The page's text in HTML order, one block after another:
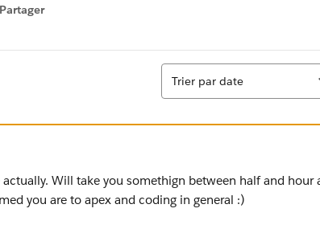
Partager
menu
Tri
Trier par date
Will take you somethign between half and hour
you are to apex and coding in general :)